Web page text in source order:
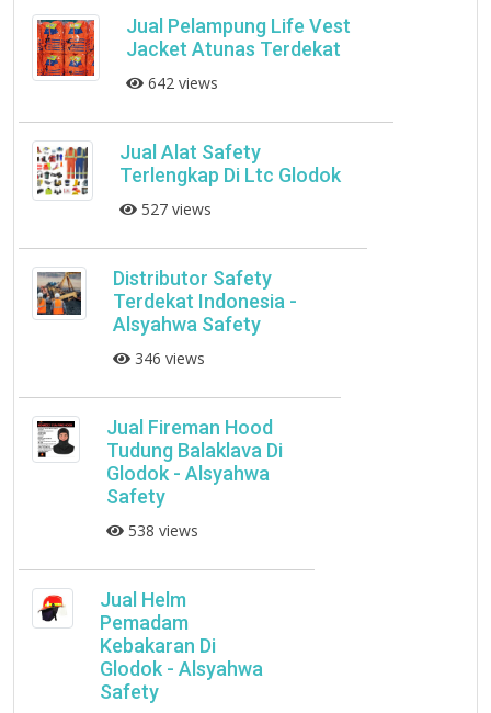
Jual Pelampung Life Vest
Jacket Atunas Terdekat
642 views
Jual Alat Safety
Terlengkap Di Ltc Glodok
527 views
Distributor Safety
Terdekat Indonesia -
Alsyahwa Safety
346 views
Jual Fireman Hood
Tudung Balaklava Di
Glodok - Alsyahwa
Safety
538 views
Jual Helm
Pemadam
Kebakaran Di
Glodok - Alsyahwa
Safety